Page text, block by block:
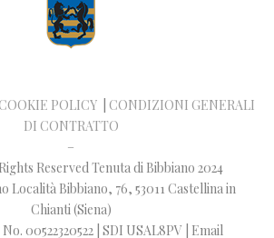
POLICY
CONDIZIONI GENERALI
DI CONTRATTO
–
Reserved Tenuta di Bibbiano 2024
Località Bibbiano, 76, 53011 Castellina in
Chianti (Siena)
No. 00522320522 | SDI USAL8PV | Email